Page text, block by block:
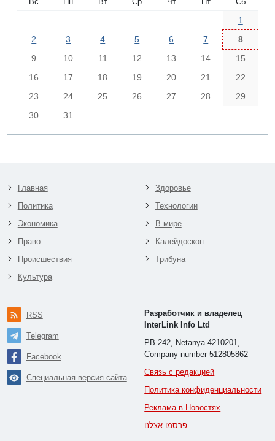
1
2
3 4 5 6 7
8
9
10 11 12 13 14
15
16
17 18 19 20 21
22
23
24 25 26 27 28
29
30
31
Главная
Политика
Экономика
Право
Происшествия
Культура
Здоровье
Технологии
В мире
Калейдоскоп
Трибуна
RSS
Telegram
Facebook
Специальная версия сайта
Разработчик и владелец
InterLink Info Ltd
PB 242, Netanya 4210201,
Company number 512805862
Связь с редакцией
Политика конфиденциальности
Реклама в Новостях
פרסמו אצלנו